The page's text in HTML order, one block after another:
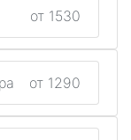
от 1530
от 1290